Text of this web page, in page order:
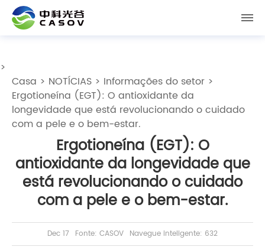
>
Casa > NOTÍCIAS > Informações do setor >
Ergotioneína (EGT): O antioxidante da
longevidade que está revolucionando o cuidado
com a pele e o bem-estar.
Ergotioneína (EGT): O
antioxidante da longevidade que
está revolucionando o cuidado
com a pele e o bem-estar.
Dec 17 Fonte: CASOV Navegue inteligente: 632